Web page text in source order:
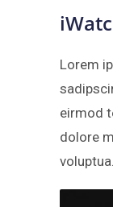
Lorem
eirmod
dolore